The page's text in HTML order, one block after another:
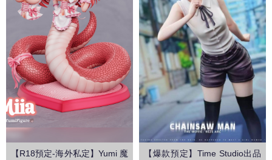
【R18預定-海外私定】Yumi 魔
【爆款預定】Time Studio出品